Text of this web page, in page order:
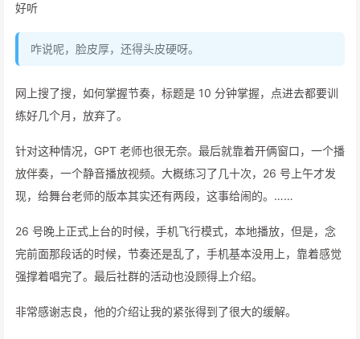
好听
咋说呢，脸皮厚，还得头皮硬呀。
网上搜了搜，如何掌握节奏，标题是 10 分钟掌握，点进去都要训
练好几个月，放弃了。
针对这种情况，GPT 老师也很无奈。最后就靠着开俩窗口，一个播
放伴奏，一个静音播放视频。大概练习了几十次，26 号上午才发
现，给舞台老师的版本其实还有两段，这事给闹的。……
26 号晚上正式上台的时候，手机飞行模式，本地播放，但是，念
完前面那段话的时候，节奏还是乱了，手机基本没用上，靠着感觉
强撑着唱完了。最后社群的活动也没顾得上介绍。
非常感谢志良，他的介绍让我的紧张得到了很大的缓解。